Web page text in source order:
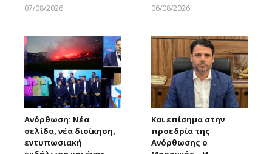
07/08/2026
06/08/2026
Ανόρθωση: Νέα
σελίδα, νέα διοίκηση,
εντυπωσιακή
Και επίσημα στην
προεδρία της
Ανόρθωσης ο